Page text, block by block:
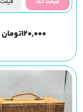
۱۲۰,۰۰۰تومان